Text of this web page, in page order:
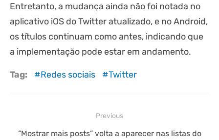
Entretanto, a mudança ainda não foi notada no
aplicativo iOS do Twitter atualizado, e no Android,
os títulos continuam como antes, indicando que
a implementação pode estar em andamento.
Tag: Redes sociais Twitter
de
Previous
Previous
“Mostrar mais posts” volta a aparecer nas listas do